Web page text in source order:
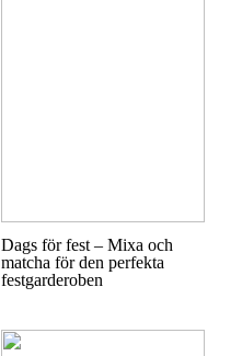
Dags för fest – Mixa och
matcha för den perfekta
festgarderoben